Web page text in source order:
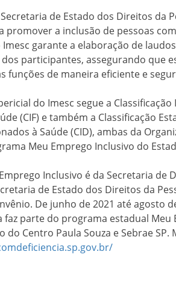
de Estado dos Direitos da
promover a inclusão de pessoas
garante a elaboração de
participantes, assegurando que
funções de maneira eficiente e
do Imesc segue a
(CIF) e também a Classificação
à Saúde (CID), ambas da
Meu Emprego Inclusivo do
Inclusivo é da Secretaria de
de Estado dos Direitos da
De junho de 2021 até agosto
faz parte do programa estadual
do Centro Paula Souza e Sebrae SP.